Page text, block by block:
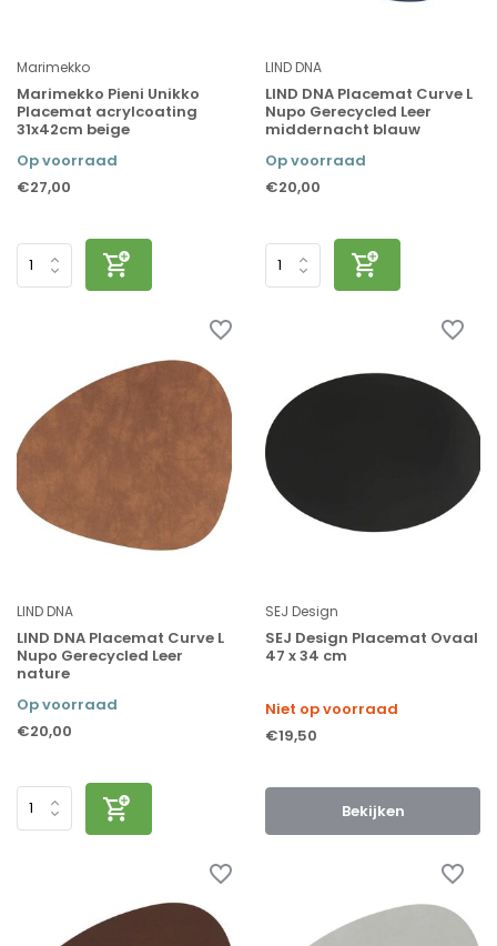
Marimekko
Marimekko Pieni Unikko
Placemat acrylcoating
31x42cm beige
Op voorraad
€27,00
LIND DNA
LIND DNA Placemat Curve L
Nupo Gerecycled Leer
middernacht blauw
Op voorraad
€20,00
LIND DNA
LIND DNA Placemat Curve L
Nupo Gerecycled Leer
nature
Op voorraad
€20,00
SEJ Design
SEJ Design Placemat Ovaal
47 x 34 cm
Niet op voorraad
€19,50
Bekijken